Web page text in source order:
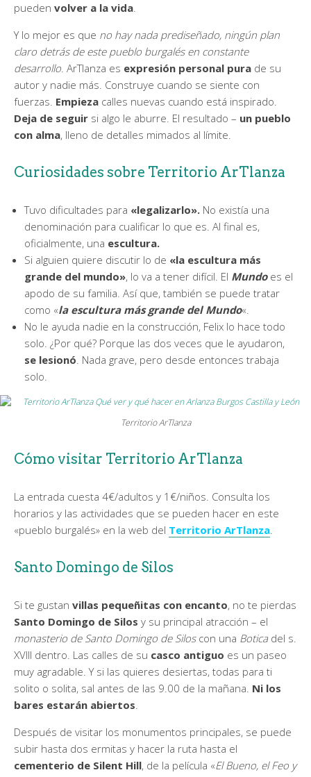
pueden volver a la vida.
Y lo mejor es que no hay nada prediseñado, ningún plan
claro detrás de este pueblo burgalés en constante
desarrollo. ArTlanza es expresión personal pura de su
autor y nadie más. Construye cuando se siente con
fuerzas. Empieza calles nuevas cuando está inspirado.
Deja de seguir si algo le aburre. El resultado – un pueblo
con alma, lleno de detalles mimados al límite.
Curiosidades sobre Territorio ArTlanza
Tuvo dificultades para «legalizarlo». No existía una
denominación para cualificar lo que es. Al final es,
oficialmente, una escultura.
Si alguien quiere discutir lo de «la escultura más
grande del mundo», lo va a tener difícil. El Mundoes el
apodo de su familia. Así que, también se puede tratar
como «la escultura más grande del Mundo«.
No le ayuda nadie en la construcción, Felix lo hace todo
solo. ¿Por qué? Porque las dos veces que le ayudaron,
se lesionó. Nada grave, pero desde entonces trabaja
solo.
Territorio ArTlanza
Cómo visitar Territorio ArTlanza
La entrada cuesta 4€/adultos y 1€/niños. Consulta los
horarios y las actividades que se pueden hacer en este
«pueblo burgalés» en la web del Territorio ArTlanza
Santo Domingo de Silos
Si te gustan villas pequeñitas con encanto, no te pierdas
Santo Domingo de Silos y su principal atracción – el
monasterio de Santo Domingo de Siloscon una Boticadel s.
XVIII dentro. Las calles de su casco antiguo es un paseo
muy agradable. Y si las quieres desiertas, todas para ti
solito o solita, sal antes de las 9.00 de la mañana. Ni los
bares estarán abiertos
Después de visitar los monumentos principales, se puede
subir hasta dos ermitas y hacer la ruta hasta el
cementerio de Silent Hill, de la película «El Bueno, el Feo y